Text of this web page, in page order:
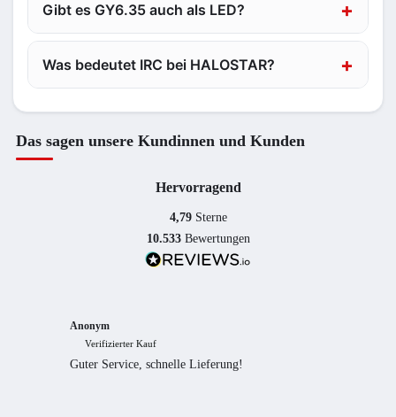
Gibt es GY6.35 auch als LED?
Was bedeutet IRC bei HALOSTAR?
Das sagen unsere Kundinnen und Kunden
Hervorragend
4,79 Sterne
10.533 Bewertungen
Anonym
Verifizierter Kauf
Guter Service, schnelle Lieferung!